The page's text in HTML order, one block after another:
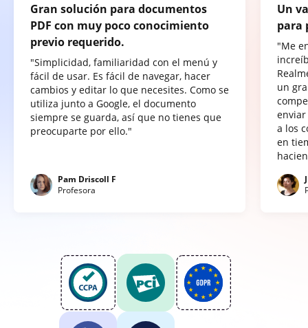
Gran solución para documentos
PDF con muy poco conocimiento
previo requerido.
"Simplicidad, familiaridad con el menú y
fácil de usar. Es fácil de navegar, hacer
cambios y editar lo que necesites. Como se
utiliza junto a Google, el documento
siempre se guarda, así que no tienes que
preocuparte por ello."
Pam Driscoll F
Profesora
Un
para
"Me
un
a los
en